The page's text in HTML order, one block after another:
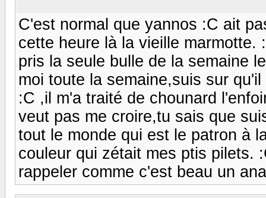
C'est normal que yannos :C ait
cette heure là la vieille
pris la seule bulle de la semaine
moi toute la semaine,suis sur
:C ,il m'a traité de chounard
veut pas me croire,tu sais que
tout le monde qui est le patron à
couleur qui zétait mes ptis pilets.
rappeler comme c'est beau un